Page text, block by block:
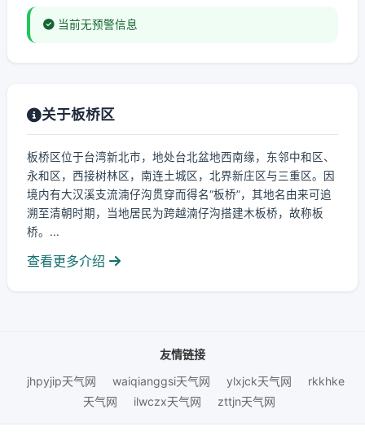
当前无预警信息
关于板桥区
板桥区位于台湾新北市，地处台北盆地西南缘，东邻中和区、
永和区，西接树林区，南连土城区，北界新庄区与三重区。因
境内有大汉溪支流湳仔沟贯穿而得名“板桥”，其地名由来可追
溯至清朝时期，当地居民为跨越湳仔沟搭建木板桥，故称板
桥。...
查看更多介绍
友情链接
jhpyjip天气网
waiqianggsi天气网 ylxjck天气网
rkkhke
天气网
ilwczx天气网 zttjn天气网